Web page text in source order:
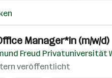
Manager*in (m/w/d)
Freud Privatuniversität
veröffentlicht